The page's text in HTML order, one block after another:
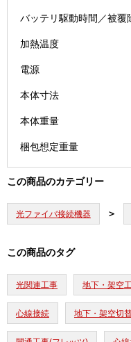
バッテリ駆動時間／被覆
加熱温度
電源
本体寸法
本体重量
梱包想定重量
この商品のカテゴリー
光ファイバ接続機器
この商品のタグ
光関連工事 地下・架空
心線接続 地下・架空切